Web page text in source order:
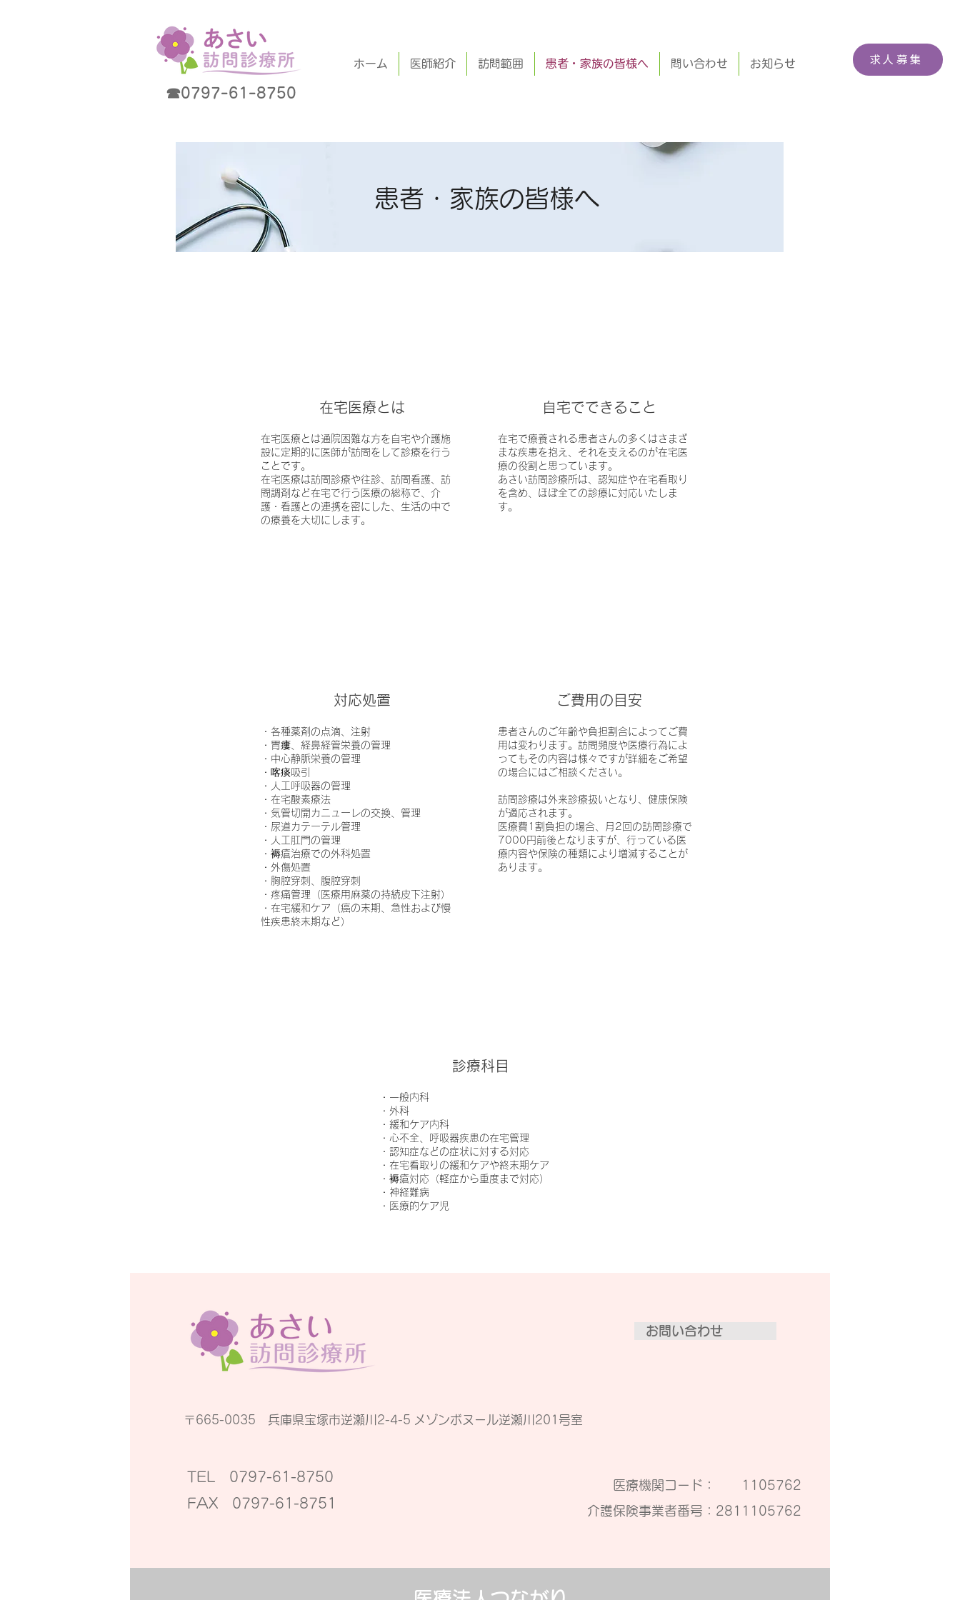
ホーム 医師紹介 訪問範囲 患者・家族の皆様へ 問い合わせ お知らせ 求人募集
☎0797ｰ61ｰ8750
​患者・家族の皆様へ
​在宅医療とは
​在宅医療とは通院困難な方を自宅や介護施
設に定期的に医師が訪問をして診療を行う
ことです。
在宅医療は訪問診療や往診、訪問看護、訪
問調剤など在宅で行う医療の総称で、介
護・看護との連携を密にした、生活の中で
の療養を大切にします。
​対応処置
・各種薬剤の点滴、注射
・胃瘻、経鼻経管栄養の管理
​・中心静脈栄養の管理
・喀痰吸引
・人工呼吸器の管理
・在宅酸素療法
・気管切開カニューレの交換、管理
・尿道カテーテル管理
・人工肛門の管理
・褥瘡治療での外科処置
・外傷処置
・胸腔穿刺、腹腔穿刺
・疼痛管理（医療用麻薬の持続皮下注射）
・在宅緩和ケア（癌の末期、急性および慢
性疾患終末期など）
​自宅でできること
​在宅で療養される患者さんの多くはさまざ
まな疾患を抱え、それを支えるのが在宅医
療の役割と思っています。
あさい訪問診療所は、認知症や在宅看取り
を含め、ほぼ全ての診療に対応いたしま
す。
​ご費用の目安
​患者さんのご年齢や負担割合によってご費
用は変わります。訪問頻度や医療行為によ
ってもその内容は様々ですが詳細をご希望
の場合にはご相談ください。
​訪問診療は外来診療扱いとなり、健康保険
が適応されます。
医療費1割負担の場合、月2回の訪問診療で
7000円前後となりますが、行っている医
療内容や保険の種類により増減することが
あります。
​診療科目
・一般内科
・外科
・緩和ケア内科
・心不全、呼吸器疾患の在宅管理
・認知症などの症状に対する対応
​・在宅看取りの緩和ケアや終末期ケア
・褥瘡対応（軽症から重度まで対応）
・神経難病
​・医療的ケア児
〒665-0035 兵庫県宝塚市逆瀬川2-4-5
​TEL 0797-61-8750​
​FAX 0797-61-8751
お問い合わせ
メゾンボヌール逆瀬川201号室
​医療機関コード： 1105762
介護保険事業者番号：2811105762